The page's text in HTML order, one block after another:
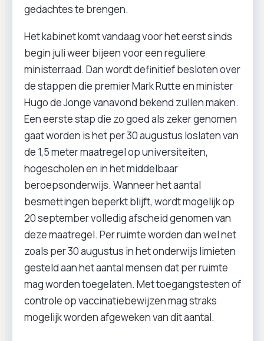
gedachtes te brengen.
Het kabinet komt vandaag voor het eerst sinds
begin juli weer bijeen voor een reguliere
ministerraad. Dan wordt definitief besloten over
de stappen die premier Mark Rutte en minister
Hugo de Jonge vanavond bekend zullen maken.
Een eerste stap die zo goed als zeker genomen
gaat worden is het per 30 augustus loslaten van
de 1,5 meter maatregel op universiteiten,
hogescholen en in het middelbaar
beroepsonderwijs. Wanneer het aantal
besmettingen beperkt blijft, wordt mogelijk op
20 september volledig afscheid genomen van
deze maatregel. Per ruimte worden dan wel net
zoals per 30 augustus in het onderwijs limieten
gesteld aan het aantal mensen dat per ruimte
mag worden toegelaten. Met toegangstesten of
controle op vaccinatiebewijzen mag straks
mogelijk worden afgeweken van dit aantal.